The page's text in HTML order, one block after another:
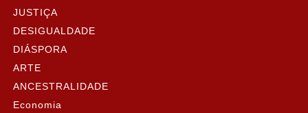
JUSTIÇA
DESIGUALDADE
DIÁSPORA
ARTE
ANCESTRALIDADE
Economia